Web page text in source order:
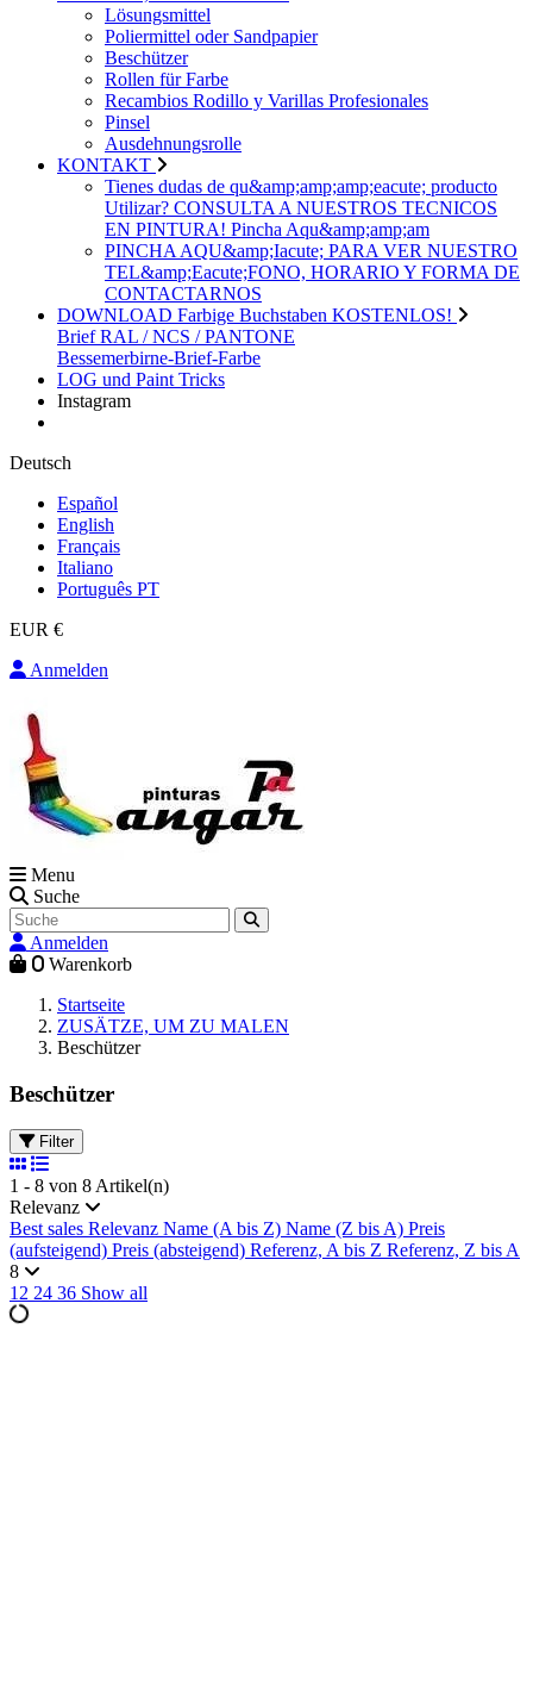
Lösungsmittel
Poliermittel oder Sandpapier
Beschützer
Rollen für Farbe
Recambios Rodillo y Varillas Profesionales
Pinsel
Ausdehnungsrolle
KONTAKT
Tienes dudas de qu&amp;amp;amp;eacute; producto
Utilizar? CONSULTA A NUESTROS TECNICOS
EN PINTURA! Pincha Aqu&amp;amp;am
PINCHA AQU&amp;Iacute; PARA VER NUESTRO
TEL&amp;Eacute;FONO, HORARIO Y FORMA DE
CONTACTARNOS
DOWNLOAD Farbige Buchstaben KOSTENLOS!
Brief RAL / NCS / PANTONE
Bessemerbirne-Brief-Farbe
LOG und Paint Tricks
Instagram
Deutsch
Español
English
Français
Italiano
Português PT
EUR €
Anmelden
Menu
Suche
Anmelden
0 Warenkorb
Startseite
ZUSÄTZE, UM ZU MALEN
Beschützer
Beschützer
Filter
1 - 8 von 8 Artikel(n)
Relevanz
Best sales Relevanz Name (A bis Z) Name (Z bis A) Preis
(aufsteigend) Preis (absteigend) Referenz, A bis Z Referenz, Z bis A
8
12 24 36 Show all